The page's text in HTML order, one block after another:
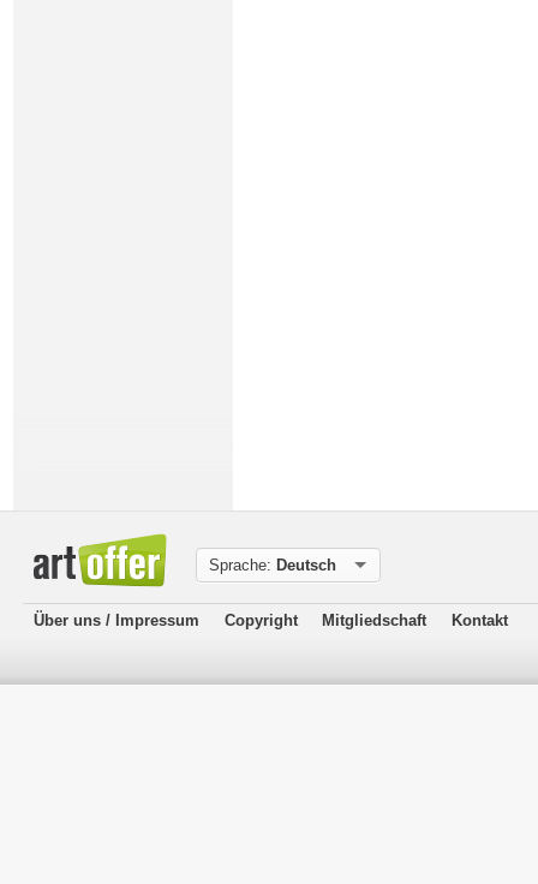
Sprache: Deutsch
Über uns / Impressum Copyright Mitgliedschaft Kontakt